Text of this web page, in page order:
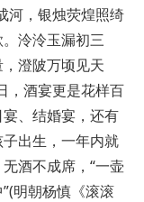
河，银烛荧煌照绮
泠泠玉漏初三
澄陂万顷见天
，酒宴更是花样百
、结婚宴，还有
出生，一年内就
酒不成席，“一壶
明朝杨慎《滚滚